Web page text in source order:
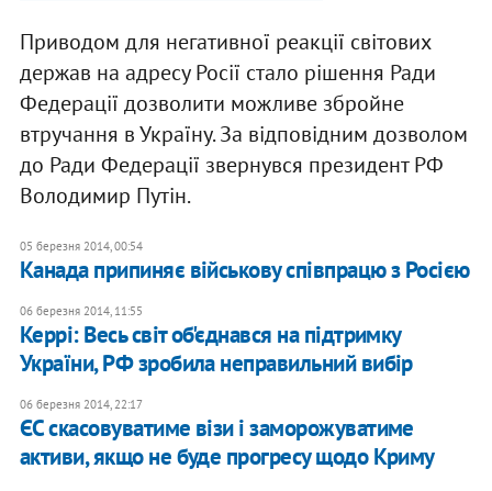
Приводом для негативної реакції світових
держав на адресу Росії стало рішення Ради
Федерації дозволити можливе збройне
втручання в Україну. За відповідним дозволом
до Ради Федерації звернувся президент РФ
Володимир Путін.
05 березня 2014, 00:54
Канада припиняє військову співпрацю з Росією
06 березня 2014, 11:55
Керрі: Весь світ об'єднався на підтримку
України, РФ зробила неправильний вибір
06 березня 2014, 22:17
ЄС скасовуватиме візи і заморожуватиме
активи, якщо не буде прогресу щодо Криму